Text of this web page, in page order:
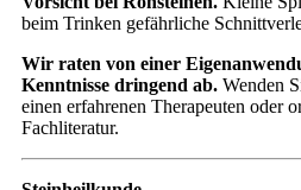
beim Trinken gefährliche
Wir raten von einer
Kenntnisse dringend ab. Wenden
einen erfahrenen Therapeuten oder
Fachliteratur.